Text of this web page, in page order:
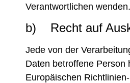
Verantwortlichen wenden.
b) Recht auf
Jede von der
Daten betroffene Person
Europäischen